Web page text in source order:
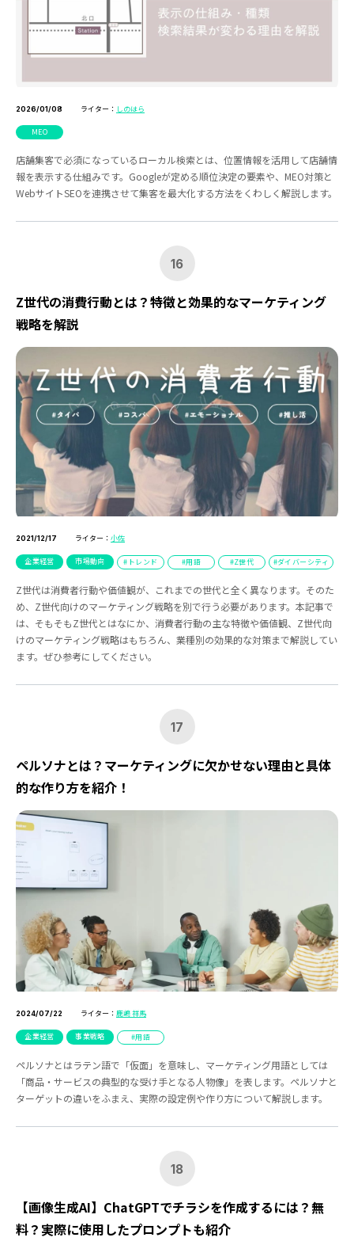
2026/01/08 ライター： しのはら
MEO
店舗集客で必須になっているローカル検索とは、位置情報を活用して店舗情
報を表示する仕組みです。Googleが定める順位決定の要素や、MEO対策と
WebサイトSEOを連携させて集客を最大化する方法をくわしく解説します。
16
Z世代の消費行動とは？特徴と効果的なマーケティング
戦略を解説
2021/12/17 ライター： 小佐
企業経営 市場動向 トレンド 用語 Z世代 ダイバーシティ
Z世代は消費者行動や価値観が、これまでの世代と全く異なります。そのた
め、Z世代向けのマーケティング戦略を別で行う必要があります。本記事で
は、そもそもZ世代とはなにか、消費者行動の主な特徴や価値観、Z世代向
けのマーケティング戦略はもちろん、業種別の効果的な対策まで解説してい
ます。ぜひ参考にしてください。
17
ペルソナとは？マーケティングに欠かせない理由と具体
的な作り方を紹介！
2024/07/22 ライター： 鹿嶋 祥馬
企業経営 事業戦略 用語
ペルソナとはラテン語で「仮面」を意味し、マーケティング用語としては
「商品・サービスの典型的な受け手となる人物像」を表します。ペルソナと
ターゲットの違いをふまえ、実際の設定例や作り方について解説します。
18
【画像生成AI】ChatGPTでチラシを作成するには？無
料？実際に使用したプロンプトも紹介